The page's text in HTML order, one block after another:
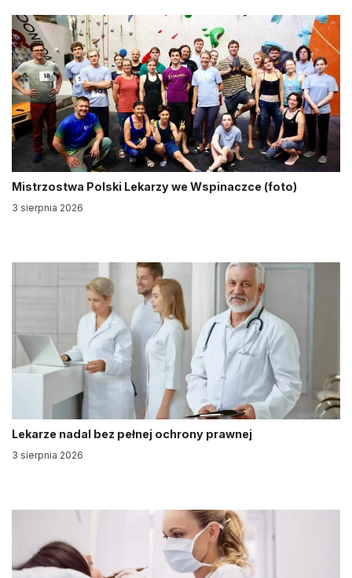
Mistrzostwa Polski Lekarzy we Wspinaczce (foto)
3 sierpnia 2026
Lekarze nadal bez pełnej ochrony prawnej
3 sierpnia 2026